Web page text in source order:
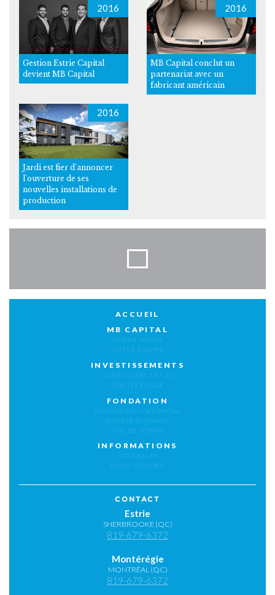
2016
Gestion Estrie Capital
devient MB Capital
2016
MB Capital conclut un
partenariat avec un
fabricant américain
2016
Jardi est fier d’annoncer
l’ouverture de ses
nouvelles installations de
production
ACCUEIL
MB CAPITAL
NOTRE VISION
NOTRE ÉQUIPE
INVESTISSEMENTS
LIGNES DIRECTRICES
PORTEFEUILLE
FONDATION
FONDATION MB CAPITAL
BOURSE SCOLAIRE
VINS DE SOPHIE
INFORMATIONS
NOUVELLES
NOUS JOINDRE
CONTACT
Estrie
SHERBROOKE (QC)
819-679-6372
Montérégie
MONTRÉAL (QC)
819-679-6372